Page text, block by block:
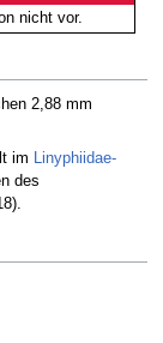
nicht vor.
2,88 mm
im
Linyphiidae-
des